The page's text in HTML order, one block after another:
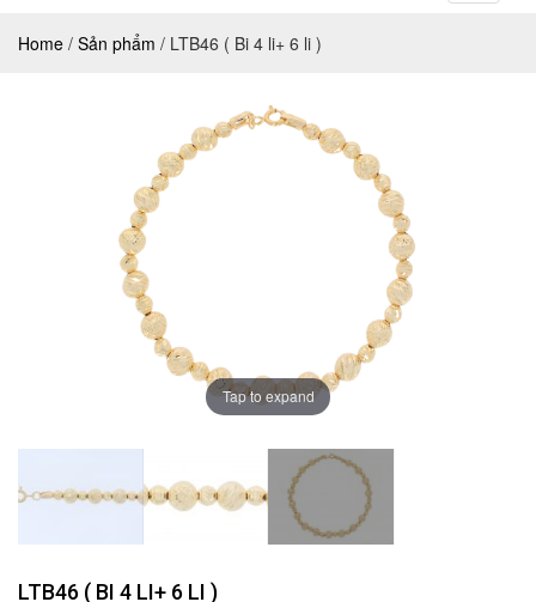
Home / Sản phẩm / LTB46 ( Bi 4 li+ 6 li )
Tap to expand
LTB46 ( BI 4 LI+ 6 LI )